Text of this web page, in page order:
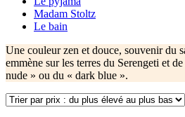
Madam Stoltz
Le bain
Une couleur zen et douce, souvenir du
emmène sur les terres du Serengeti et
nude » ou du « dark blue ».